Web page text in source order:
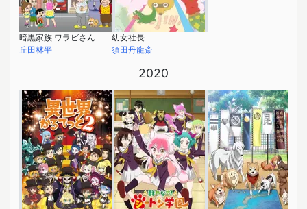
暗黒家族 ワラビさん
丘田林平
幼女社長
須田丹龍斎
2020